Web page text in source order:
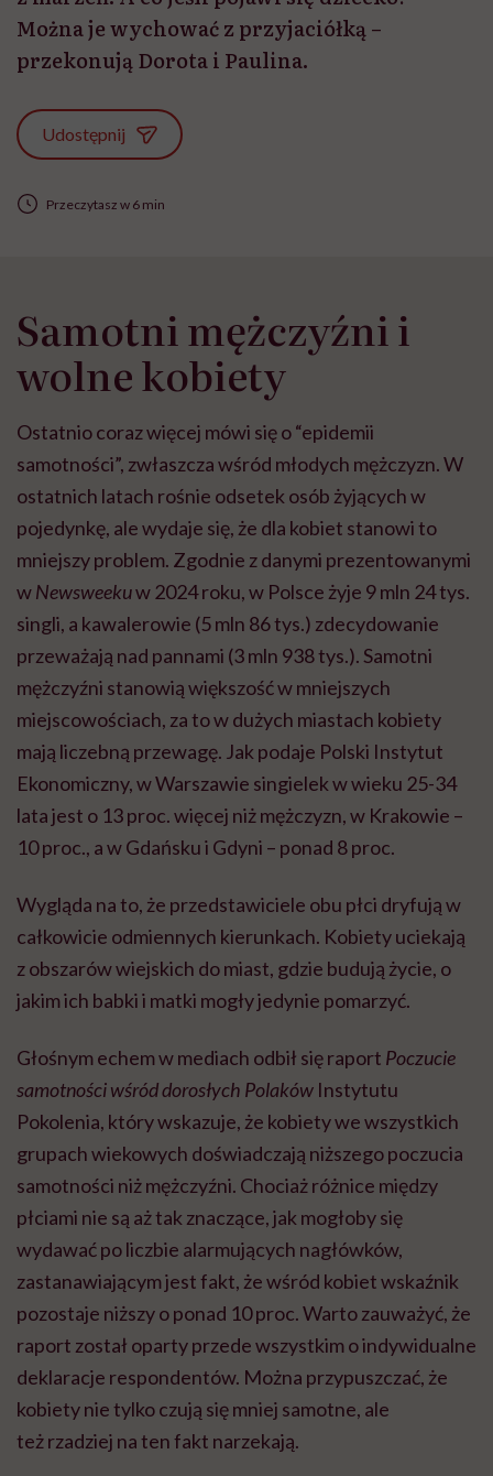
Można je wychować z przyjaciółką –
przekonują Dorota i Paulina.
Udostępnij
Przeczytasz w 6 min
Samotni mężczyźni i
wolne kobiety
Ostatnio coraz więcej mówi się o “epidemii
samotności”, zwłaszcza wśród młodych mężczyzn. W
ostatnich latach rośnie odsetek osób żyjących w
pojedynkę, ale wydaje się, że dla kobiet stanowi to
mniejszy problem. Zgodnie z danymi prezentowanymi
wNewsweekuw 2024 roku, w Polsce żyje 9 mln 24 tys.
singli, a kawalerowie (5 mln 86 tys.) zdecydowanie
przeważają nad pannami (3 mln 938 tys.). Samotni
mężczyźni stanowią większość w mniejszych
miejscowościach, za to w dużych miastach kobiety
mają liczebną przewagę. Jak podaje Polski Instytut
Ekonomiczny, w Warszawie singielek w wieku 25-34
lata jest o 13 proc. więcej niż mężczyzn, w Krakowie –
10 proc., a w Gdańsku i Gdyni – ponad 8 proc.
Wygląda na to, że przedstawiciele obu płci dryfują w
całkowicie odmiennych kierunkach. Kobiety uciekają
z obszarów wiejskich do miast, gdzie budują życie, o
jakim ich babki i matki mogły jedynie pomarzyć.
Głośnym echem w mediach odbił się raport Poczucie
samotności wśród dorosłych Polaków Instytutu
Pokolenia, który wskazuje, że kobiety we wszystkich
grupach wiekowych doświadczają niższego poczucia
samotności niż mężczyźni. Chociaż różnice między
płciami nie są aż tak znaczące, jak mogłoby się
wydawać po liczbie alarmujących nagłówków,
zastanawiającym jest fakt, że wśród kobiet wskaźnik
pozostaje niższy o ponad 10 proc. Warto zauważyć, że
raport został oparty przede wszystkim o indywidualne
deklaracje respondentów. Można przypuszczać, że
kobiety nie tylko czują się mniej samotne, ale
też rzadziej na ten fakt narzekają.